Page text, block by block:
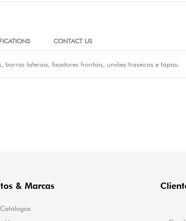
CONTACT US
barras laterais, fixadores frontais, uniões traseiras e tapas.
& Marcas
Catálogos